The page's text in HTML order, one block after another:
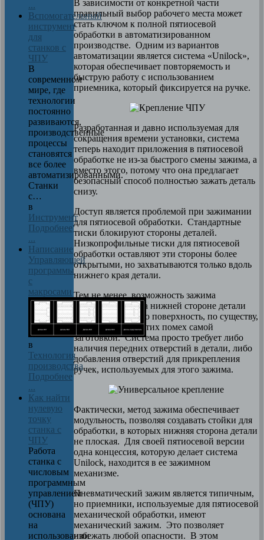
В зависимости от конкретной части
правильный выбор рабочего места может
стать ключом к полной пятиосевой
обработки в автоматизированном
производстве. Одним из вариантов
автоматизации является система «Unilock»,
которая обеспечивает повторяемость и
быструю работу с использованием
приемника, который фиксируется на ручке.
Разработанная и давно используемая для
сокращения времени установки, система
теперь находит приложения в пятиосевой
обработке не из-за быстрого смены зажима, а
вместо этого, потому что она предлагает
безопасный способ полностью зажать деталь
снизу.
Доступ является проблемой при зажимании
для пятиосевой обработки. Стандартные
тиски блокируют стороны деталей.
Низкопрофильные тиски для пятиосевой
обработки оставляют эти стороны более
открытыми, но захватываются только вдоль
нижнего края детали.
Тем не менее, возможность зажима
исключительно на нижней стороне детали
оставляет рабочую поверхность, по существу,
скрытой от всех этих помех самой
заготовкой. Система просто требует либо
наличия передних отверстий в детали, либо
добавления отверстий для прикрепления
ручек, используемых для этого зажима.
Фактически, метод зажима обеспечивает
модульность, позволяя создавать стойки для
обработки, в которых нижняя сторона детали
не плоская. Для своей пятиосевой версии
одна концессия, которую делает система
Unilock, находится в ее зажимном
механизме.
Пневматический зажим является типичным,
но приемники, используемые для пятиосевой
механической обработки, имеют
механический зажим. Это позволяет
избежать любой опасности. В этом
...
Вспомогательный
инструмент
для
станков с
ЧПУ
В
современном
мире, где
технологии
постоянно
развиваются,
производственные
процессы
становятся
все более
автоматизированными.
Станки
с…
в
Инструмент
Подробнее
...
Написание
Управляющей
программы
с
макросами
в
Технология
производства
Подробнее
...
Как найти
нулевую
точку
станка с
ЧПУ
Работа
станка с
числовым
программным
управлением
(ЧПУ)
основана
на
использовании